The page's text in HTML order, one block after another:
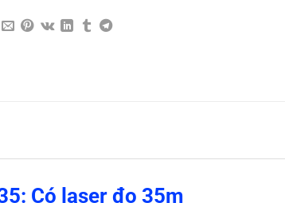
Có laser đo 35m